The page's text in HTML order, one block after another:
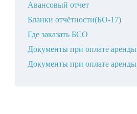
Авансовый отчет
Бланки отчётности(БО-17)
Где заказать БСО
Документы при оплате аренды
Документы при оплате аренды